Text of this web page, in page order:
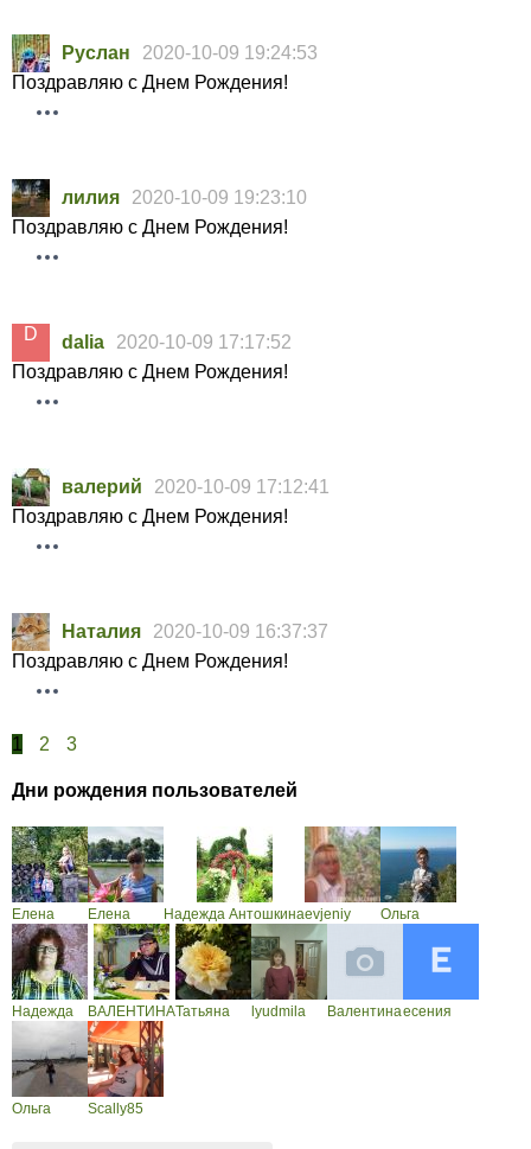
Руслан
2020-10-09 19:24:53
Поздравляю с Днем Рождения!
лилия
2020-10-09 19:23:10
Поздравляю с Днем Рождения!
dalia
2020-10-09 17:17:52
Поздравляю с Днем Рождения!
валерий
2020-10-09 17:12:41
Поздравляю с Днем Рождения!
Наталия
2020-10-09 16:37:37
Поздравляю с Днем Рождения!
1 2 3
Дни рождения пользователей
Елена Елена Надежда Антошкинаevjeniy Ольга
Надежда ВАЛЕНТИНАТатьяна lyudmila Валентинаесения
Ольга Scally85